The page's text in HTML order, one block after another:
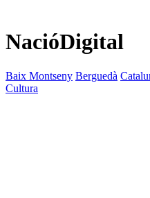
NacióDigital
Baix Montseny Berguedà
Cultura